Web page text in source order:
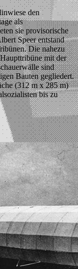
den
als
sie provisorische
Speer entstand
Die nahezu
mit der
sind
Bauten gegliedert.
(312 m x 285 m)
bis zu